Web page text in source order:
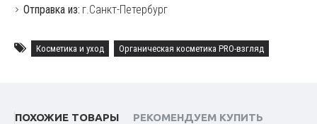
Отправка из: г.Санкт-Петербург
Косметика и уход Органическая косметика PRO-взгляд
ПОХОЖИЕ ТОВАРЫ РЕКОМЕНДУЕМ КУПИТЬ